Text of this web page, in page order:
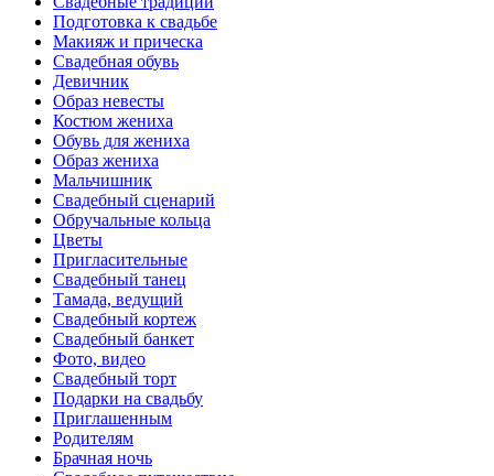
Подготовка к свадьбе
Макияж и прическа
Свадебная обувь
Девичник
Образ невесты
Костюм жениха
Обувь для жениха
Образ жениха
Мальчишник
Свадебный сценарий
Обручальные кольца
Цветы
Пригласительные
Свадебный танец
Тамада, ведущий
Свадебный кортеж
Свадебный банкет
Фото, видео
Свадебный торт
Подарки на свадьбу
Приглашенным
Родителям
Брачная ночь